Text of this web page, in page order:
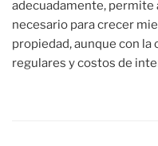
adecuadamente, permite
necesario para crecer
propiedad, aunque con
regulares y costos de